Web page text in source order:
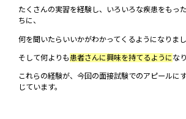
たくさんの実習を経験し、いろいろな疾患をもっ
ちに、
何を聞いたらいいかがわかってくるようになりまし
そして何よりも 患者さんに興味を持てるように な
これらの経験が、今回の面接試験でのアピールに
じています。